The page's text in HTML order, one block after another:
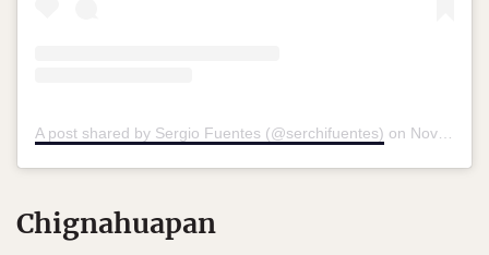
A post shared by Sergio Fuentes (@serchifuentes) on Nov 26, 2017 at 9:09am PST
Chignahuapan